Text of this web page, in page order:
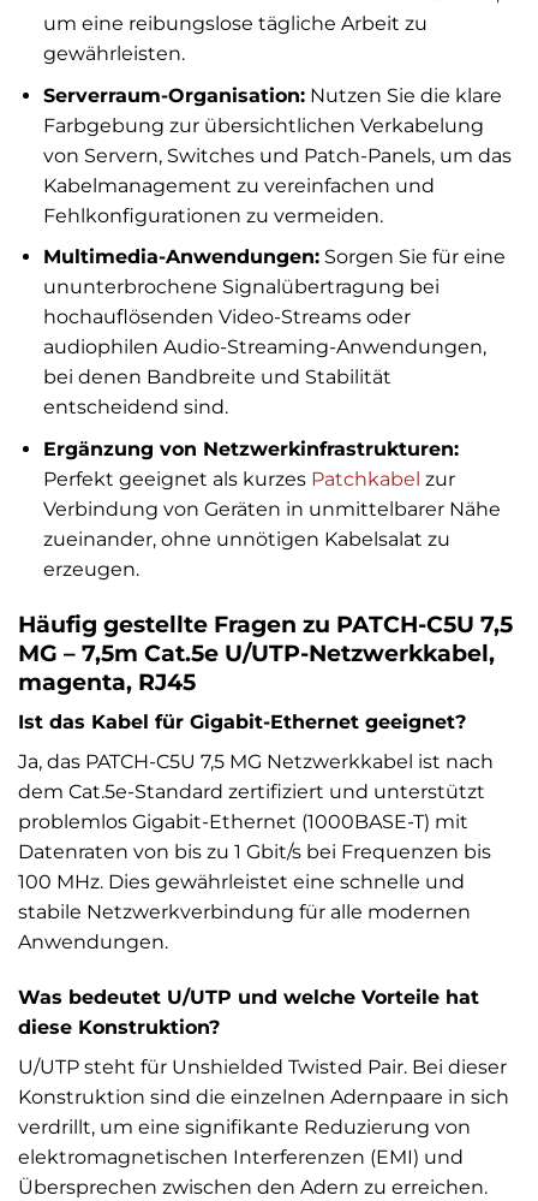
um eine reibungslose tägliche Arbeit zu
gewährleisten.
Serverraum-Organisation:Nutzen Sie die klare
Farbgebung zur übersichtlichen Verkabelung
von Servern, Switches und Patch-Panels, um das
Kabelmanagement zu vereinfachen und
Fehlkonfigurationen zu vermeiden.
Multimedia-Anwendungen:Sorgen Sie für eine
ununterbrochene Signalübertragung bei
hochauflösenden Video-Streams oder
audiophilen Audio-Streaming-Anwendungen,
bei denen Bandbreite und Stabilität
entscheidend sind.
Ergänzung von Netzwerkinfrastrukturen:
Perfekt geeignet als kurzes Patchkabel zur
Verbindung von Geräten in unmittelbarer Nähe
zueinander, ohne unnötigen Kabelsalat zu
erzeugen.
Häufig gestellte Fragen zu PATCH-C5U 7,5
MG – 7,5m Cat.5e U/UTP-Netzwerkkabel,
magenta, RJ45
Ist das Kabel für Gigabit-Ethernet geeignet?
Ja, das PATCH-C5U 7,5 MG Netzwerkkabel ist nach
dem Cat.5e-Standard zertifiziert und unterstützt
problemlos Gigabit-Ethernet (1000BASE-T) mit
Datenraten von bis zu 1 Gbit/s bei Frequenzen bis
100 MHz. Dies gewährleistet eine schnelle und
stabile Netzwerkverbindung für alle modernen
Anwendungen.
Was bedeutet U/UTP und welche Vorteile hat
diese Konstruktion?
U/UTP steht für Unshielded Twisted Pair. Bei dieser
Konstruktion sind die einzelnen Adernpaare in sich
verdrillt, um eine signifikante Reduzierung von
elektromagnetischen Interferenzen (EMI) und
Übersprechen zwischen den Adern zu erreichen.